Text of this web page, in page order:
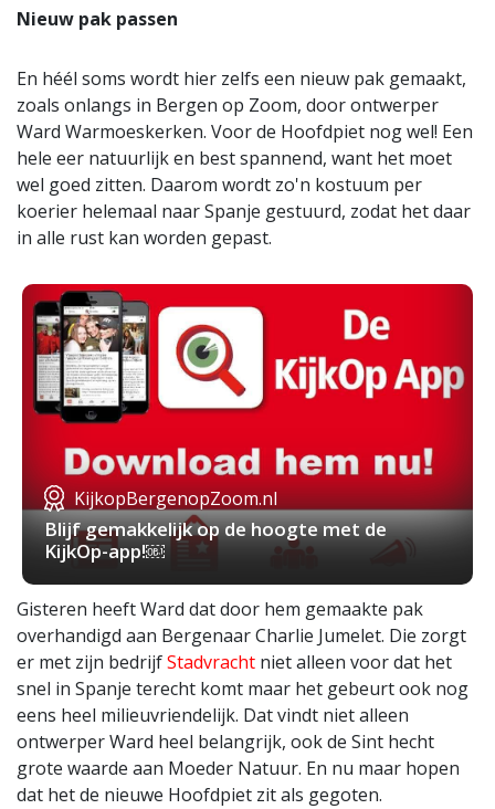
Nieuw pak passen
En héél soms wordt hier zelfs een nieuw pak gemaakt,
zoals onlangs in Bergen op Zoom, door ontwerper
Ward Warmoeskerken. Voor de Hoofdpiet nog wel! Een
hele eer natuurlijk en best spannend, want het moet
wel goed zitten. Daarom wordt zo'n kostuum per
koerier helemaal naar Spanje gestuurd, zodat het daar
in alle rust kan worden gepast.
KijkopBergenopZoom.nl
Blijf gemakkelijk op de hoogte met de
KijkOp-app!￼
Gisteren heeft Ward dat door hem gemaakte pak
overhandigd aan Bergenaar Charlie Jumelet. Die zorgt
er met zijn bedrijfStadvracht niet alleen voor dat het
snel in Spanje terecht komt maar het gebeurt ook nog
eens heel milieuvriendelijk. Dat vindt niet alleen
ontwerper Ward heel belangrijk, ook de Sint hecht
grote waarde aan Moeder Natuur. En nu maar hopen
dat het de nieuwe Hoofdpiet zit als gegoten.